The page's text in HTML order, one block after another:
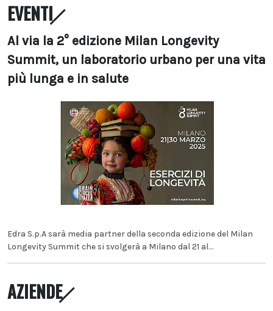
EVENTI
Al via la 2° edizione Milan Longevity
Summit, un laboratorio urbano per una vita
più lunga e in salute
Edra S.p.A sarà media partner della seconda edizione del Milan
Longevity Summit che si svolgerà a Milano dal 21 al...
AZIENDE